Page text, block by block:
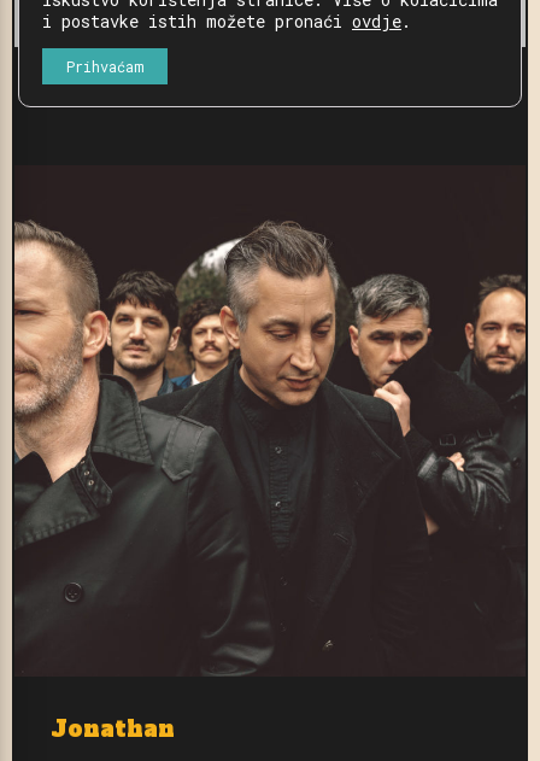
Indira
Jonathan
i postavke istih možete pronaći ovdje.
Prihvaćam